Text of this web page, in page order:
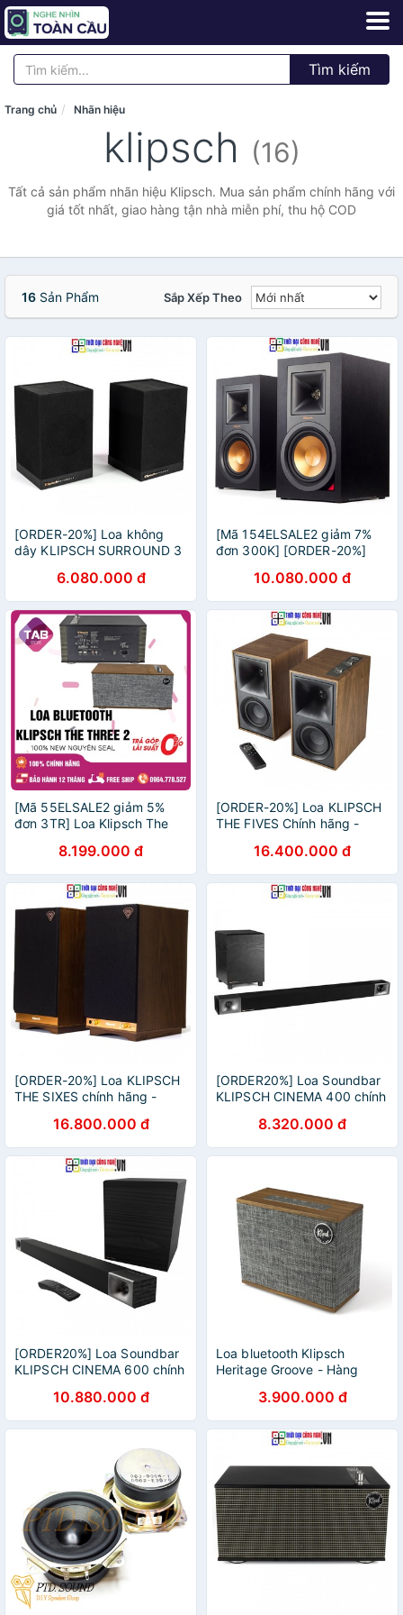
Tìm kiếm
Trang chủ Nhãn hiệu
klipsch (16)
Tất cả sản phẩm nhãn hiệu Klipsch. Mua sản phẩm chính hãng với
giá tốt nhất, giao hàng tận nhà miễn phí, thu hộ COD
16 Sản Phẩm Sắp Xếp Theo
[ORDER-20%] Loa không
dây KLIPSCH SURROUND 3
Bảo hành 12 tháng
6.080.000 đ
[Mã 154ELSALE2 giảm 7%
đơn 300K] [ORDER-20%]
hãng - New 100%, Bảo hành
12 tháng.
10.080.000 đ
[Mã 55ELSALE2 giảm 5%
đơn 3TR] Loa Klipsch The
Bảo Hành 12 Tháng
8.199.000 đ
[ORDER-20%] Loa KLIPSCH
THE FIVES Chính hãng -
16.400.000 đ
[ORDER-20%] Loa KLIPSCH
THE SIXES chính hãng -
16.800.000 đ
[ORDER20%] Loa Soundbar
KLIPSCH CINEMA 400 chính
12 tháng.8.320.000 đ
[ORDER20%] Loa Soundbar
KLIPSCH CINEMA 600 chính
12 tháng.10.880.000 đ
Loa bluetooth Klipsch
Heritage Groove - Hàng
3.900.000 đ